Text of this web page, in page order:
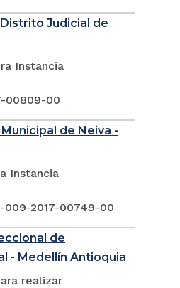
Judicial de
Instancia
00809-00
de Neiva -
Instancia
009-2017-00749-00
de
- Medellín Antioquia
realizar